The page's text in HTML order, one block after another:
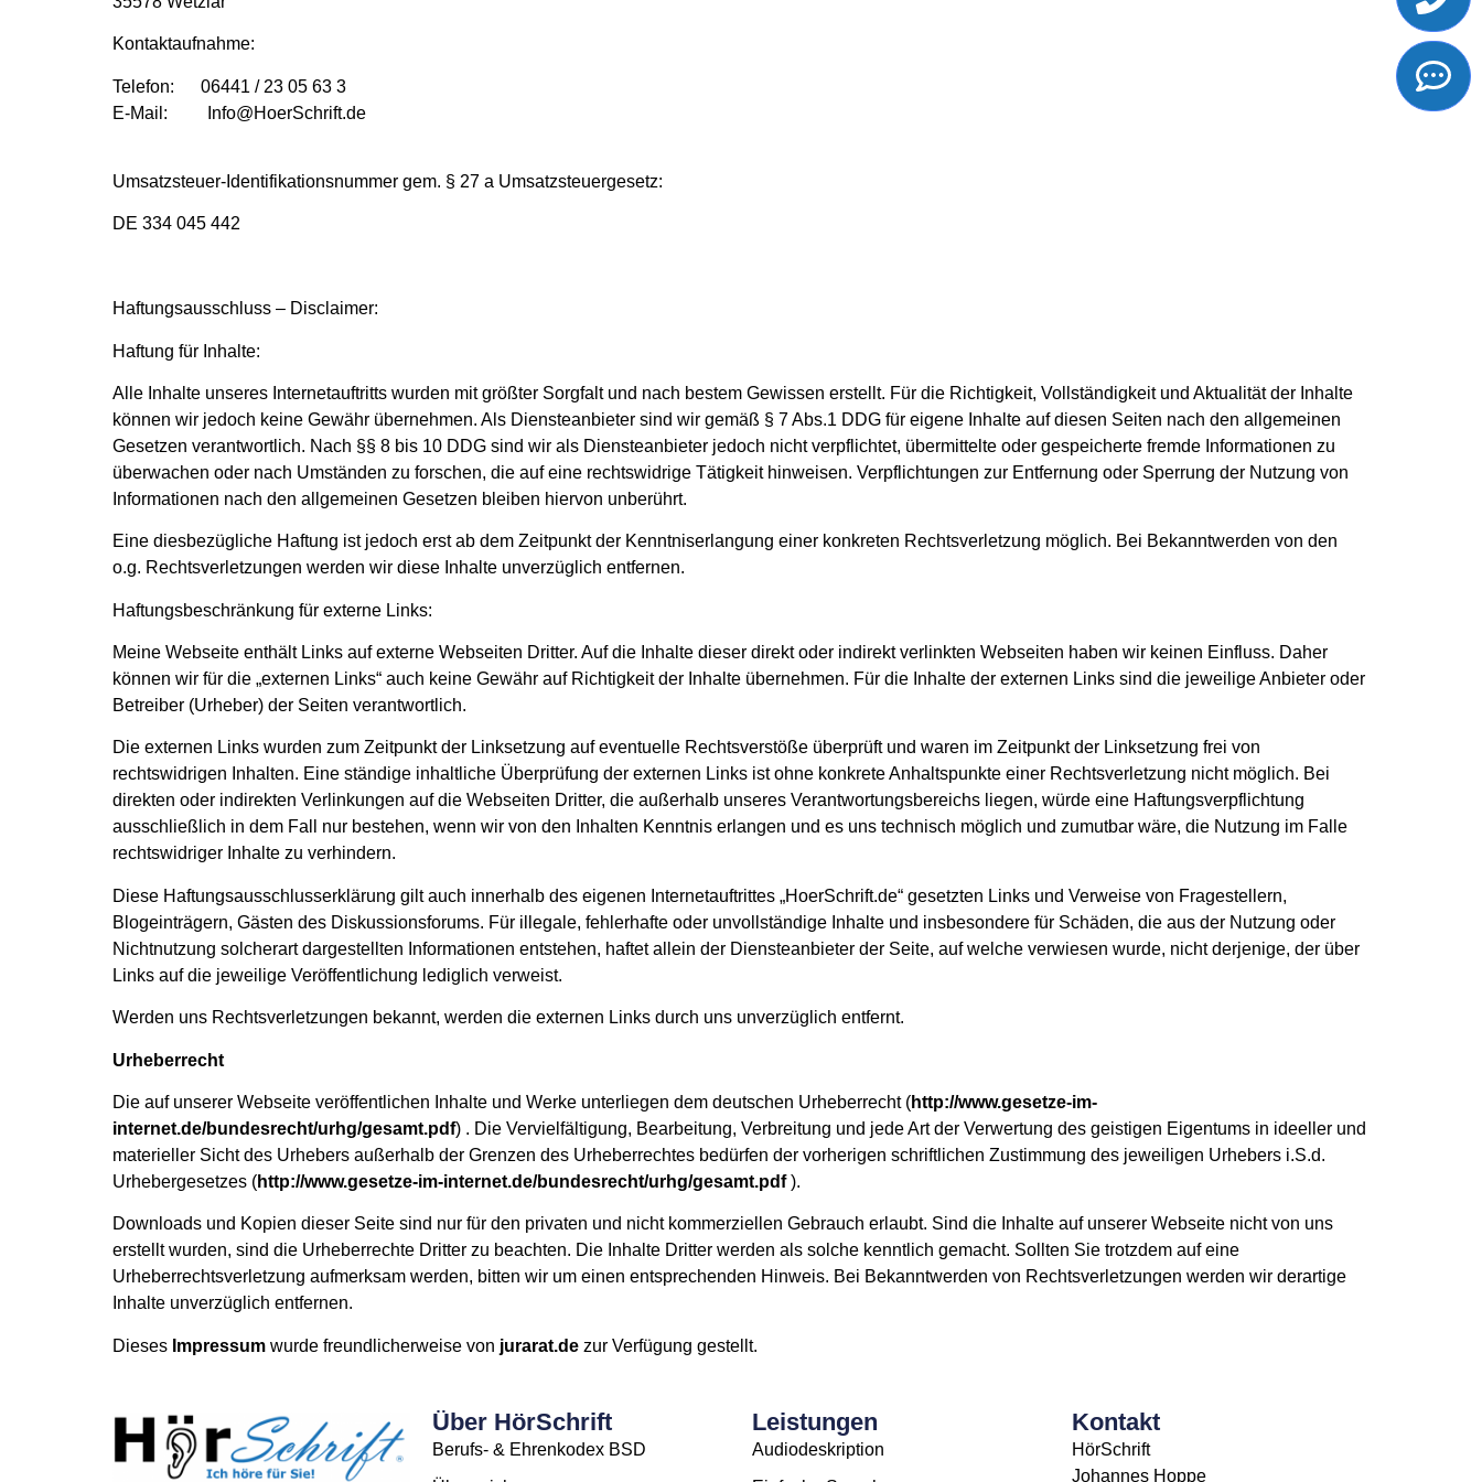
Kontaktaufnahme:
Telefon: 06441 / 23 05 63 3
E-Mail: Info@HoerSchrift.de
Umsatzsteuer-Identifikationsnummer gem. § 27 a Umsatzsteuergesetz:
DE 334 045 442
Haftungsausschluss – Disclaimer:
Haftung für Inhalte:
Alle Inhalte unseres Internetauftritts wurden mit größter Sorgfalt und nach bestem Gewissen erstellt. Für die Richtigkeit, Vollständigkeit und Aktualität der Inhalte
können wir jedoch keine Gewähr übernehmen. Als Diensteanbieter sind wir gemäß § 7 Abs.1 DDG für eigene Inhalte auf diesen Seiten nach den allgemeinen
Gesetzen verantwortlich. Nach §§ 8 bis 10 DDG sind wir als Diensteanbieter jedoch nicht verpflichtet, übermittelte oder gespeicherte fremde Informationen zu
überwachen oder nach Umständen zu forschen, die auf eine rechtswidrige Tätigkeit hinweisen. Verpflichtungen zur Entfernung oder Sperrung der Nutzung von
Informationen nach den allgemeinen Gesetzen bleiben hiervon unberührt.
Eine diesbezügliche Haftung ist jedoch erst ab dem Zeitpunkt der Kenntniserlangung einer konkreten Rechtsverletzung möglich. Bei Bekanntwerden von den
o.g. Rechtsverletzungen werden wir diese Inhalte unverzüglich entfernen.
Haftungsbeschränkung für externe Links:
Meine Webseite enthält Links auf externe Webseiten Dritter. Auf die Inhalte dieser direkt oder indirekt verlinkten Webseiten haben wir keinen Einfluss. Daher
können wir für die „externen Links“ auch keine Gewähr auf Richtigkeit der Inhalte übernehmen. Für die Inhalte der externen Links sind die jeweilige Anbieter oder
Betreiber (Urheber) der Seiten verantwortlich.
Die externen Links wurden zum Zeitpunkt der Linksetzung auf eventuelle Rechtsverstöße überprüft und waren im Zeitpunkt der Linksetzung frei von
rechtswidrigen Inhalten. Eine ständige inhaltliche Überprüfung der externen Links ist ohne konkrete Anhaltspunkte einer Rechtsverletzung nicht möglich. Bei
direkten oder indirekten Verlinkungen auf die Webseiten Dritter, die außerhalb unseres Verantwortungsbereichs liegen, würde eine Haftungsverpflichtung
ausschließlich in dem Fall nur bestehen, wenn wir von den Inhalten Kenntnis erlangen und es uns technisch möglich und zumutbar wäre, die Nutzung im Falle
rechtswidriger Inhalte zu verhindern.
Diese Haftungsausschlusserklärung gilt auch innerhalb des eigenen Internetauftrittes „HoerSchrift.de“ gesetzten Links und Verweise von Fragestellern,
Blogeinträgern, Gästen des Diskussionsforums. Für illegale, fehlerhafte oder unvollständige Inhalte und insbesondere für Schäden, die aus der Nutzung oder
Nichtnutzung solcherart dargestellten Informationen entstehen, haftet allein der Diensteanbieter der Seite, auf welche verwiesen wurde, nicht derjenige, der über
Links auf die jeweilige Veröffentlichung lediglich verweist.
Werden uns Rechtsverletzungen bekannt, werden die externen Links durch uns unverzüglich entfernt.
Urheberrecht
Die auf unserer Webseite veröffentlichen Inhalte und Werke unterliegen dem deutschen Urheberrecht (http://www.gesetze-im-
internet.de/bundesrecht/urhg/gesamt.pdf) . Die Vervielfältigung, Bearbeitung, Verbreitung und jede Art der Verwertung des geistigen Eigentums in ideeller und
materieller Sicht des Urhebers außerhalb der Grenzen des Urheberrechtes bedürfen der vorherigen schriftlichen Zustimmung des jeweiligen Urhebers i.S.d.
Urhebergesetzes (http://www.gesetze-im-internet.de/bundesrecht/urhg/gesamt.pdf).
Downloads und Kopien dieser Seite sind nur für den privaten und nicht kommerziellen Gebrauch erlaubt. Sind die Inhalte auf unserer Webseite nicht von uns
erstellt wurden, sind die Urheberrechte Dritter zu beachten. Die Inhalte Dritter werden als solche kenntlich gemacht. Sollten Sie trotzdem auf eine
Urheberrechtsverletzung aufmerksam werden, bitten wir um einen entsprechenden Hinweis. Bei Bekanntwerden von Rechtsverletzungen werden wir derartige
Inhalte unverzüglich entfernen.
Dieses Impressum wurde freundlicherweise von jurarat.de zur Verfügung gestellt.
Über HörSchrift
Berufs- & Ehrenkodex BSD
Leistungen
Audiodeskription
Kontakt
HörSchrift
Johannes Hoppe